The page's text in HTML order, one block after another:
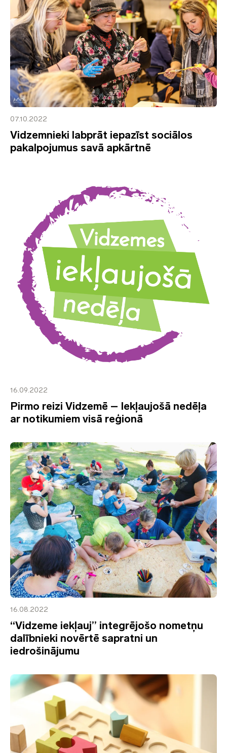
07.10.2022
Vidzemnieki labprāt iepazīst sociālos
pakalpojumus savā apkārtnē
16.09.2022
Pirmo reizi Vidzemē – Iekļaujošā nedēļa
ar notikumiem visā reģionā
16.08.2022
“Vidzeme iekļauj” integrējošo nometņu
dalībnieki novērtē sapratni un
iedrošinājumu